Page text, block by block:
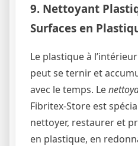
9. Nettoyant
Surfaces en
Le plastique à
peut se ternir et
avec le temps. Le
Fibritex-Store est
nettoyer, restaurer et
en plastique, en